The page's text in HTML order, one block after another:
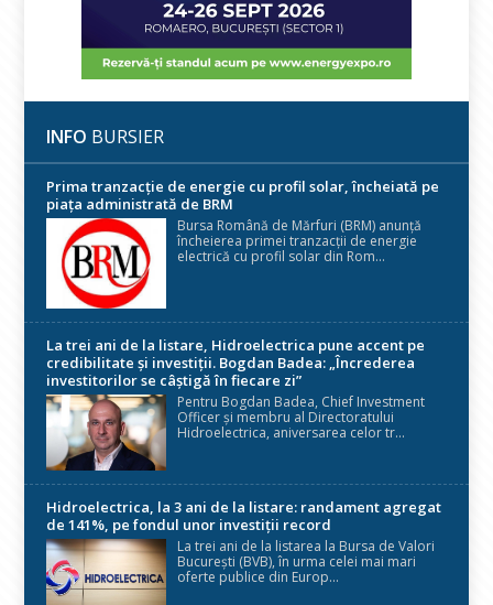
INFO BURSIER
Prima tranzacție de energie cu profil solar, încheiată pe
piața administrată de BRM
Bursa Română de Mărfuri (BRM) anunță
încheierea primei tranzacții de energie
electrică cu profil solar din Rom...
La trei ani de la listare, Hidroelectrica pune accent pe
credibilitate și investiții. Bogdan Badea: „Încrederea
investitorilor se câștigă în fiecare zi”
Pentru Bogdan Badea, Chief Investment
Officer și membru al Directoratului
Hidroelectrica, aniversarea celor tr...
Hidroelectrica, la 3 ani de la listare: randament agregat
de 141%, pe fondul unor investiții record
La trei ani de la listarea la Bursa de Valori
București (BVB), în urma celei mai mari
oferte publice din Europ...